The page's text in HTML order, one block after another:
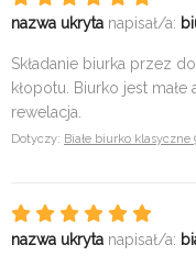
nazwa ukryta napisał/a:
Składanie biurka przez
kłopotu. Biurko jest
rewelacja.
Dotyczy: Białe biurko
nazwa ukryta napisał/a: